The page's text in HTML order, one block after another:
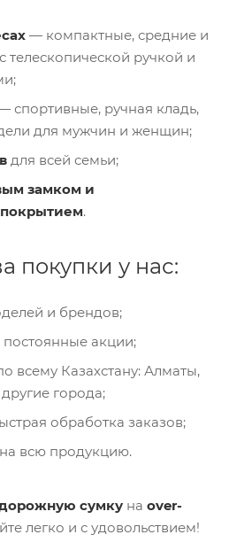
— компактные, средние и
ручкой и
спортивные, ручная кладь,
для мужчин и женщин;
для всей семьи;
замком и
.
покупки у нас:
и брендов;
акции;
всему Казахстану: Алматы,
города;
обработка заказов;
на всю продукцию.
сумку на over-
легко и с удовольствием!